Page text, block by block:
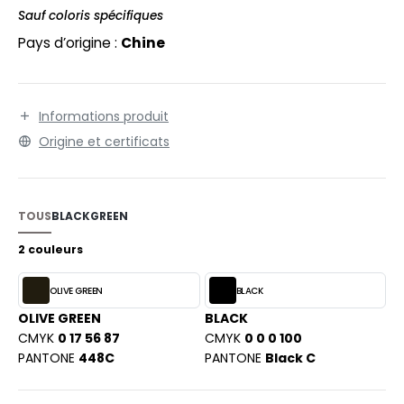
LABEL / TEAR AWAY
ROW
OF THE LOOM VINTAGE
- BLANKS
porter à la main ou à l'épaule.
Sauf coloris spécifiques
Pays d’origine : Chine
Informations produit
Origine et certificats
TOUSBLACKGREEN
2 couleurs
OLIVE GREEN
OLIVE GREEN
CMYK 0 17 56 87
PANTONE 448C
BLACK
BLACK
CMYK 0 0 0 100
PANTONE Black C